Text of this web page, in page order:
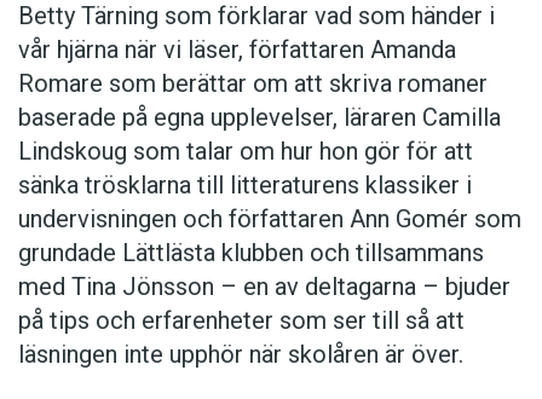
Betty Tärning som förklarar vad som händer i
vår hjärna när vi läser, författaren Amanda
Romare som berättar om att skriva romaner
baserade på egna upplevelser, läraren Camilla
Lindskoug som talar om hur hon gör för att
sänka trösklarna till litteraturens klassiker i
undervisningen och författaren Ann Gomér som
grundade Lättlästa klubben och tillsammans
med Tina Jönsson – en av deltagarna – bjuder
på tips och erfarenheter som ser till så att
läsningen inte upphör när skolåren är över.